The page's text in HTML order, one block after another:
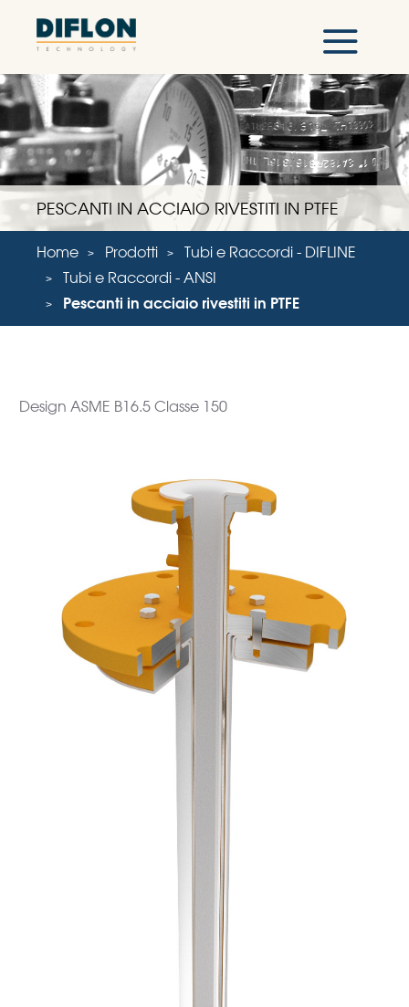
PESCANTI IN ACCIAIO RIVESTITI IN PTFE
Home Prodotti
Tubi e Raccordi - DIFLINE
Tubi e Raccordi - ANSI
Pescanti in acciaio rivestiti in PTFE
Design ASME B16.5 Classe 150